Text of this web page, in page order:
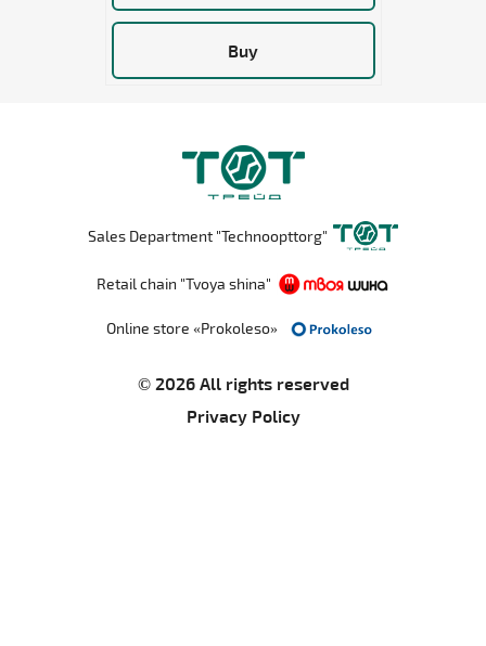
Buy
Sales Department "Technoopttorg"
Retail chain "Tvoya shina"
Online store «Prokoleso»
© 2026 All rights reserved
Privacy Policy